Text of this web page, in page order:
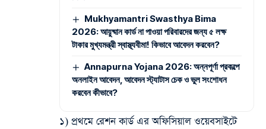
Mukhyamantri Swasthya Bima
2026: আয়ুষ্মান কার্ড না পাওয়া পরিবারদের জন্য ৫ লক্ষ
টাকার মুখ্যমন্ত্রী স্বাস্থ্যবীমা! কিভাবে আবেদন করবেন?
Annapurna Yojana 2026: অন্নপূর্ণা প্রকল্পে
অনলাইন আবেদন, আবেদন স্ট্যাটাস চেক ও ভুল সংশোধন
করবেন কীভাবে?
১) প্রথমে রেশন কার্ড এর অফিসিয়াল ওয়েবসাইটে